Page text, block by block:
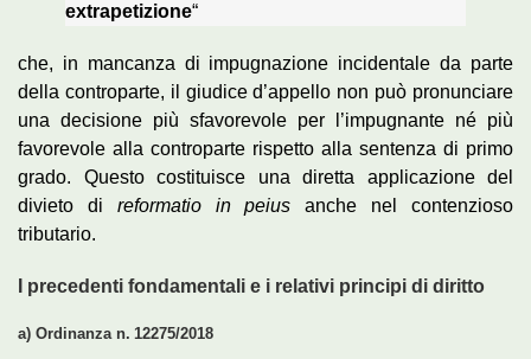
extrapetizione“
che, in mancanza di impugnazione incidentale da parte
della controparte, il giudice d’appello non può pronunciare
una decisione più sfavorevole per l’impugnante né più
favorevole alla controparte rispetto alla sentenza di primo
grado. Questo costituisce una diretta applicazione del
divieto di reformatio in peius anche nel contenzioso
tributario.
I precedenti fondamentali e i relativi principi di diritto
a) Ordinanza n. 12275/2018